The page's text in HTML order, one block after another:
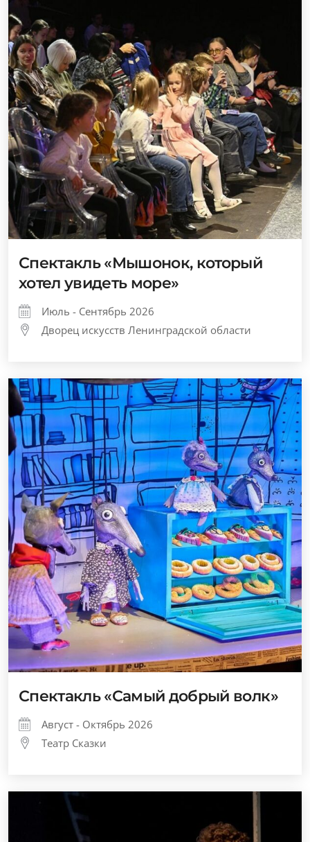
Спектакль «Мышонок, который
хотел увидеть море»
Июль - Сентябрь 2026
Дворец искусств Ленинградской области
Спектакль «Самый добрый волк»
Август - Октябрь 2026
Театр Сказки